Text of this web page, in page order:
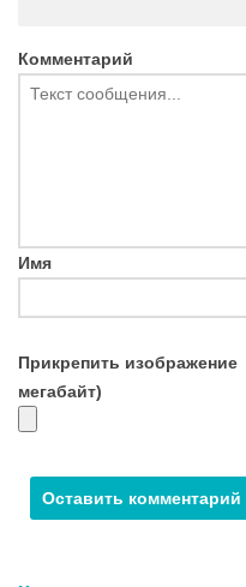
Комментарий
Имя
Прикрепить изображение
мегабайт)